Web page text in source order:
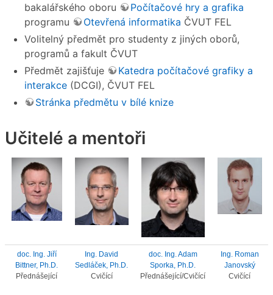
bakalářského oboru
Počítačové hry a grafika
programu
Otevřená informatika ČVUT FEL
Volitelný předmět pro studenty z jiných oborů,
programů a fakult ČVUT
Předmět zajišťuje
Katedra počítačové grafiky a
interakce (DCGI), ČVUT FEL
Stránka předmětu v bílé knize
Učitelé a mentoři
doc. Ing. Jiří
Bittner, Ph.D.
Přednášející
Ing. David
Sedláček, Ph.D.
Cvičící
doc. Ing. Adam
Sporka, Ph.D.
Přednášející/Cvičící
Ing. Roman
Janovský
Cvičící